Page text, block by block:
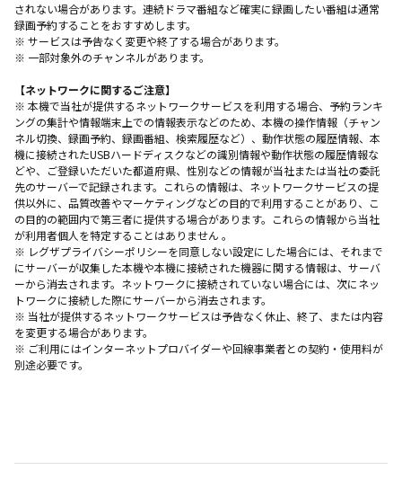
されない場合があります。連続ドラマ番組など確実に録画したい番組は通常
録画予約することをおすすめします。
※ サービスは予告なく変更や終了する場合があります。
※ 一部対象外のチャンネルがあります。
【ネットワークに関するご注意】
※ 本機で当社が提供するネットワークサービスを利用する場合、予約ランキ
ングの集計や情報端末上での情報表示などのため、本機の操作情報（チャン
ネル切換、録画予約、録画番組、検索履歴など）、動作状態の履歴情報、本
機に接続されたUSBハードディスクなどの識別情報や動作状態の履歴情報な
どや、ご登録いただいた都道府県、性別などの情報が当社または当社の委託
先のサーバーで記録されます。これらの情報は、ネットワークサービスの提
供以外に、品質改善やマーケティングなどの目的で利用することがあり、こ
の目的の範囲内で第三者に提供する場合があります。これらの情報から当社
が利用者個人を特定することはありません 。
※ レグザプライバシーポリシーを同意しない設定にした場合には、それまで
にサーバーが収集した本機や本機に接続された機器に関する情報は、サーバ
ーから消去されます。ネットワークに接続されていない場合には、次にネッ
トワークに接続した際にサーバーから消去されます。
※ 当社が提供するネットワークサービスは予告なく休止、終了、または内容
を変更する場合があります。
※ ご利用にはインターネットプロバイダーや回線事業者との契約・使用料が
別途必要です。